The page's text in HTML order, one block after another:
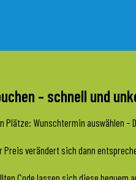
– schnell und
Wunschtermin auswählen –
verändert sich dann